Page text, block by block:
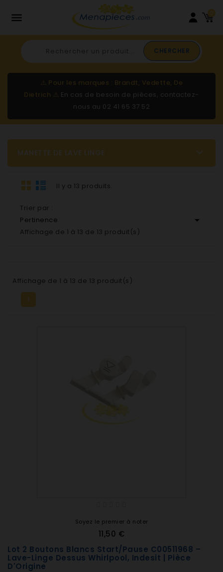
 0
CHERCHER
⚠️ Pour les marques : Brandt, Vedette, De
Dietrich ⚠️ En cas de besoin de pièces, contactez-
nous au 02 41 65 37 52
MANETTE DE LAVE LINGE 
Il y a 13 produits.
Trier par :
Pertinence

Affichage de 1 à 13 de 13 produit(s)
Affichage de 1 à 13 de 13 produit(s)
1
Soyez le premier à noter
11,50 €
Lot 2 Boutons Blancs Start/Pause C00511968 –
Lave-Linge Dessus Whirlpool, Indesit | Pièce
D'Origine